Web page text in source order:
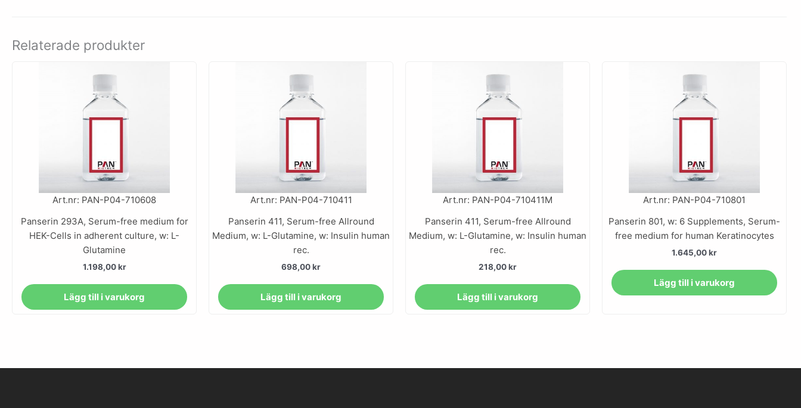
Relaterade produkter
Art.nr: PAN-P04-710608
Panserin 293A, Serum-free medium for
HEK-Cells in adherent culture, w: L-
Glutamine
1.198,00kr
Lägg till i varukorg
Art.nr: PAN-P04-710411
Panserin 411, Serum-free Allround
Medium, w: L-Glutamine, w: Insulin human
rec.
698,00kr
Lägg till i varukorg
Art.nr: PAN-P04-710411M
Panserin 411, Serum-free Allround
Medium, w: L-Glutamine, w: Insulin human
rec.
218,00kr
Lägg till i varukorg
Art.nr: PAN-P04-710801
Panserin 801, w: 6 Supplements, Serum-
free medium for human Keratinocytes
1.645,00kr
Lägg till i varukorg